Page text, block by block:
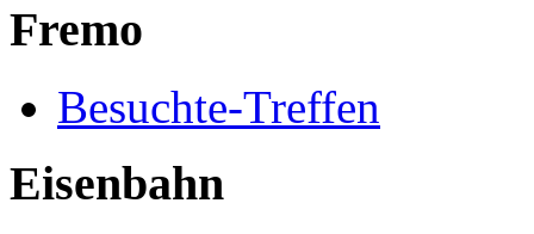
Fremo
Besuchte-Treffen
Eisenbahn